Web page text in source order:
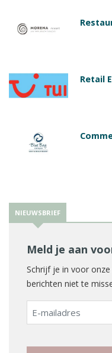
Retail
NIEUWSBRIEF
Meld je aan
Schrijf je in voor
berichten niet te
E-
mailadres